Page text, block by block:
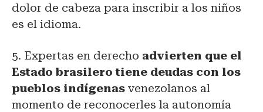
dolor de cabeza para inscribir a los niños
es el idioma.
5. Expertas en derecho advierten que el
Estado brasilero tiene deudas con los
pueblos indígenas venezolanos al
momento de reconocerles la autonomía